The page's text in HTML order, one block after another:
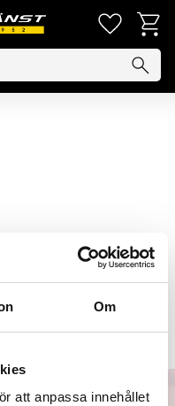
Om
att anpassa innehållet
Basket